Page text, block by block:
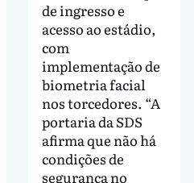
de ingresso e
acesso ao estádio,
com
implementação de
biometria facial
nos torcedores. “A
portaria da SDS
afirma que não há
condições de
segurança no